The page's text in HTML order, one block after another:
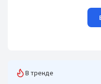
В тренде